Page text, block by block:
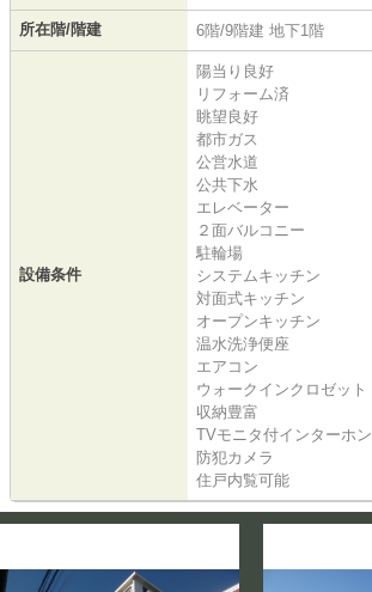
所在階/階建 6階/9階建 地下1階
設備条件
陽当り良好
リフォーム済
眺望良好
都市ガス
公営水道
公共下水
エレベーター
２面バルコニー
駐輪場
システムキッチン
対面式キッチン
オープンキッチン
温水洗浄便座
エアコン
ウォークインクロゼット
収納豊富
TVモニタ付インターホン
防犯カメラ
住戸内覧可能